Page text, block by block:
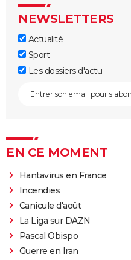
NEWSLETTERS
Actualité
Sport
Les dossiers d'actu
EN CE MOMENT
Hantavirus en France
Incendies
Canicule d'août
La Liga sur DAZN
Pascal Obispo
Guerre en Iran